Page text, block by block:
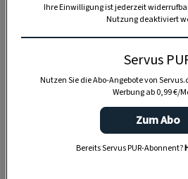
Ihre Einwilligung ist jederzeit
Nutzung deaktiviert
Servus
Nutzen Sie die Abo-Angebote von
Werbung ab 0,99 €/
Zum Abo
Bereits Servus PUR-Abonnent?